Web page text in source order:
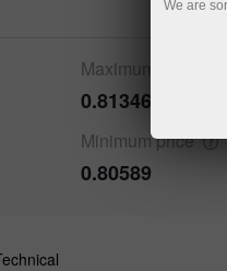
Maximum
0.81346
Minimumprice
0.80589
We are